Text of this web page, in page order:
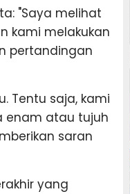
"Saya melihat
kami melakukan
pertandingan
Tentu saja, kami
enam atau tujuh
saran
yang